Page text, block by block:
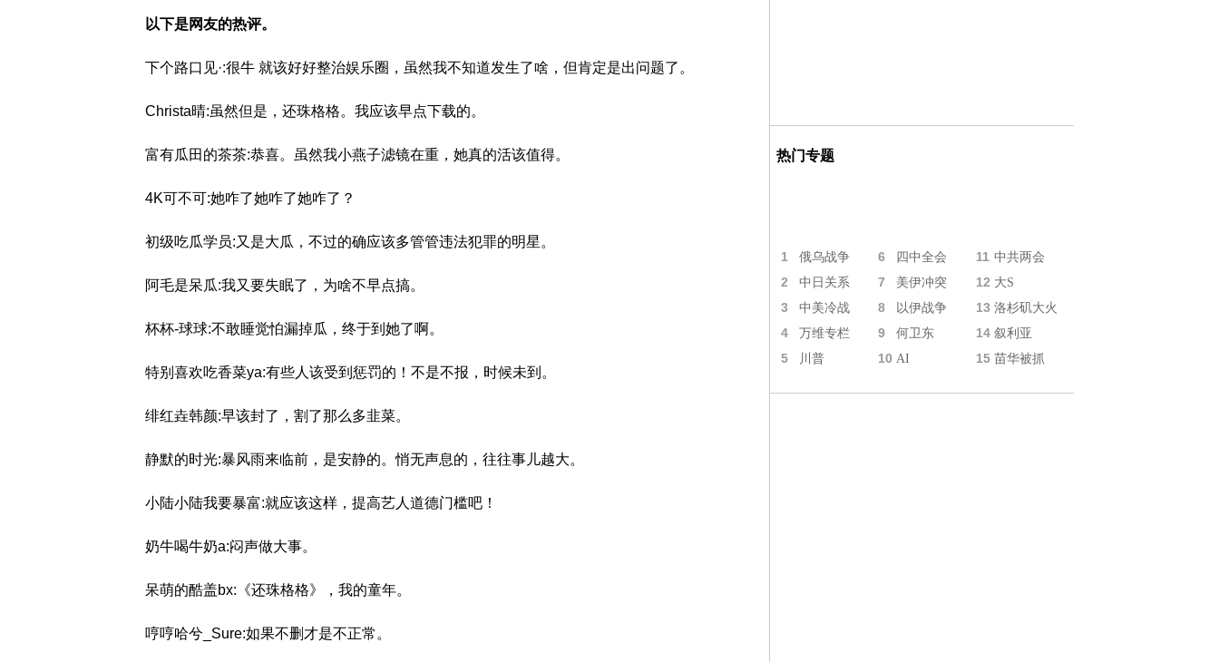
以下是网友的热评。
下个路口见·:很牛 就该好好整治娱乐圈，虽然我不知道发生了啥，但肯定是出问题了。
Christa晴:虽然但是，还珠格格。我应该早点下载的。
富有瓜田的茶茶:恭喜。虽然我小燕子滤镜在重，她真的活该值得。
4K可不可:她咋了她咋了她咋了？
初级吃瓜学员:又是大瓜，不过的确应该多管管违法犯罪的明星。
阿毛是呆瓜:我又要失眠了，为啥不早点搞。
杯杯-球球:不敢睡觉怕漏掉瓜，终于到她了啊。
特别喜欢吃香菜ya:有些人该受到惩罚的！不是不报，时候未到。
绯红垚韩颜:早该封了，割了那么多韭菜。
静默的时光:暴风雨来临前，是安静的。悄无声息的，往往事儿越大。
小陆小陆我要暴富:就应该这样，提高艺人道德门槛吧！
奶牛喝牛奶a:闷声做大事。
呆萌的酷盖bx:《还珠格格》，我的童年。
哼哼哈兮_Sure:如果不删才是不正常。
热门专题
1 俄乌战争 6 四中全会 11 中共两会
2 中日关系 7 美伊冲突 12 大S
3 中美冷战 8 以伊战争 13 洛杉矶大火
4 万维专栏 9 何卫东 14 叙利亚
5 川普 10 AI 15 苗华被抓